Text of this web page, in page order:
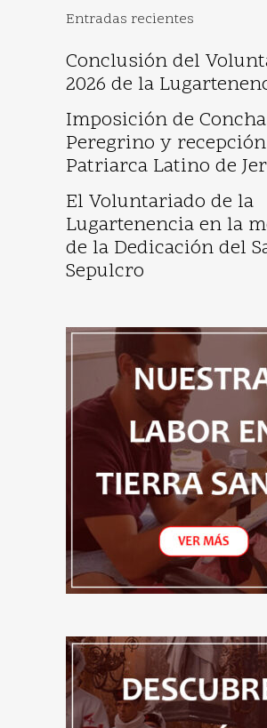
Entradas recientes
Conclusión del
2026 de la
Imposición de
Peregrino y
Patriarca Latino de
El Voluntariado de la
Lugartenencia en la
de la Dedicación del
Sepulcro